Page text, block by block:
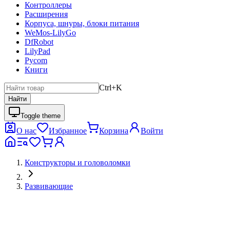
Контроллеры
Расширения
Корпуса, шнуры, блоки питания
WeMos-LilyGo
DfRobot
LilyPad
Pycom
Книги
Ctrl+K
Найти
Toggle theme
О нас Избранное Корзина Войти
Конструкторы и головоломки
Развивающие